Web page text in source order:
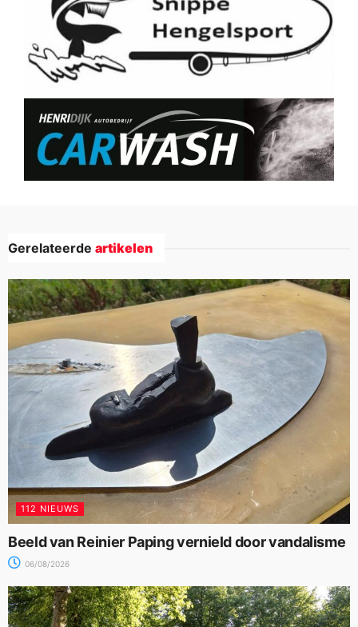
Gerelateerde artikelen
112 NIEUWS
Beeld van Reinier Paping vernield door vandalisme
06/08/2026